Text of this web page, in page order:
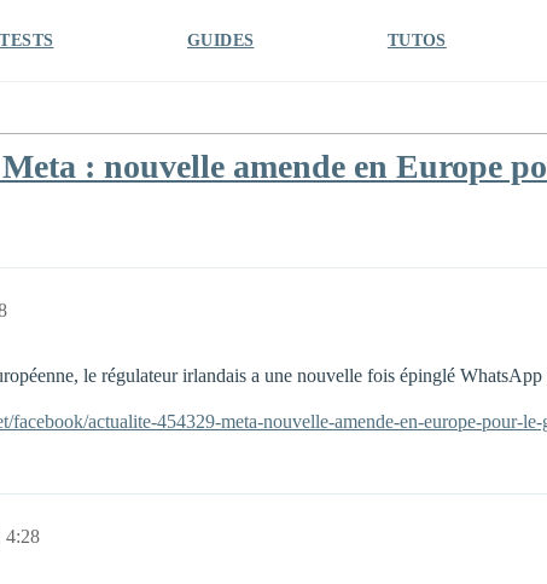
TESTS GUIDES TUTOS
: nouvelle amende en Europe
le régulateur irlandais a une nouvelle fois épinglé WhatsApp
actualite-454329-meta-nouvelle-amende-en-europe-pour-le-
4:28